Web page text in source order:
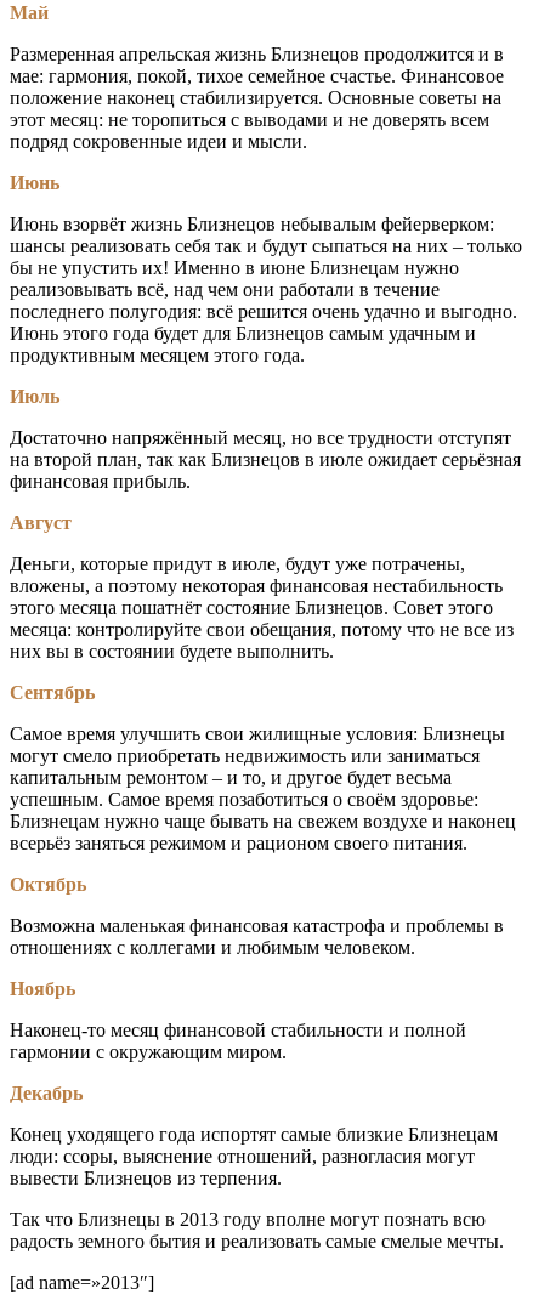
Май
Размеренная апрельская жизнь Близнецов продолжится и в
мае: гармония, покой, тихое семейное счастье. Финансовое
положение наконец стабилизируется. Основные советы на
этот месяц: не торопиться с выводами и не доверять всем
подряд сокровенные идеи и мысли.
Июнь
Июнь взорвёт жизнь Близнецов небывалым фейерверком:
шансы реализовать себя так и будут сыпаться на них – только
бы не упустить их! Именно в июне Близнецам нужно
реализовывать всё, над чем они работали в течение
последнего полугодия: всё решится очень удачно и выгодно.
Июнь этого года будет для Близнецов самым удачным и
продуктивным месяцем этого года.
Июль
Достаточно напряжённый месяц, но все трудности отступят
на второй план, так как Близнецов в июле ожидает серьёзная
финансовая прибыль.
Август
Деньги, которые придут в июле, будут уже потрачены,
вложены, а поэтому некоторая финансовая нестабильность
этого месяца пошатнёт состояние Близнецов. Совет этого
месяца: контролируйте свои обещания, потому что не все из
них вы в состоянии будете выполнить.
Сентябрь
Самое время улучшить свои жилищные условия: Близнецы
могут смело приобретать недвижимость или заниматься
капитальным ремонтом – и то, и другое будет весьма
успешным. Самое время позаботиться о своём здоровье:
Близнецам нужно чаще бывать на свежем воздухе и наконец
всерьёз заняться режимом и рационом своего питания.
Октябрь
Возможна маленькая финансовая катастрофа и проблемы в
отношениях с коллегами и любимым человеком.
Ноябрь
Наконец-то месяц финансовой стабильности и полной
гармонии с окружающим миром.
Декабрь
Конец уходящего года испортят самые близкие Близнецам
люди: ссоры, выяснение отношений, разногласия могут
вывести Близнецов из терпения.
Так что Близнецы в 2013 году вполне могут познать всю
радость земного бытия и реализовать самые смелые мечты.
[ad name=»2013″]